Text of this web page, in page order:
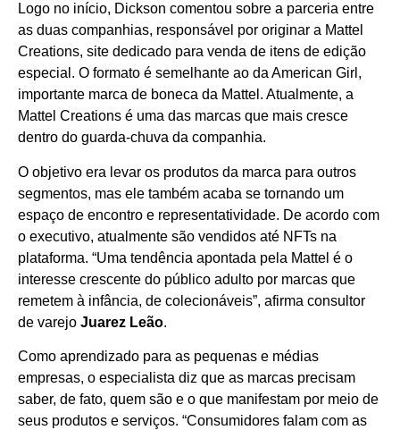
Logo no início, Dickson comentou sobre a parceria entre
as duas companhias, responsável por originar a Mattel
Creations, site dedicado para venda de itens de edição
especial. O formato é semelhante ao da American Girl,
importante marca de boneca da Mattel. Atualmente, a
Mattel Creations é uma das marcas que mais cresce
dentro do guarda-chuva da companhia.
O objetivo era levar os produtos da marca para outros
segmentos, mas ele também acaba se tornando um
espaço de encontro e representatividade. De acordo com
o executivo, atualmente são vendidos até NFTs na
plataforma. “Uma tendência apontada pela Mattel é o
interesse crescente do público adulto por marcas que
remetem à infância, de colecionáveis”, afirma consultor
de varejo Juarez Leão.
Como aprendizado para as pequenas e médias
empresas, o especialista diz que as marcas precisam
saber, de fato, quem são e o que manifestam por meio de
seus produtos e serviços. “Consumidores falam com as